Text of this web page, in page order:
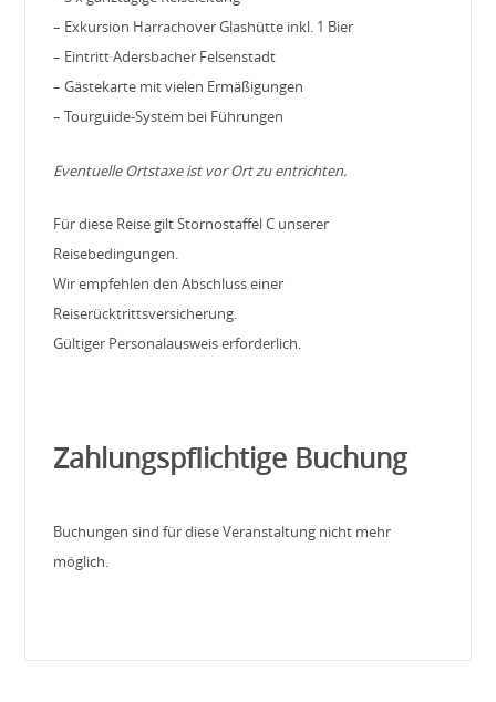
– Exkursion Harrachover Glashütte inkl. 1 Bier
– Eintritt Adersbacher Felsenstadt
– Gästekarte mit vielen Ermäßigungen
– Tourguide-System bei Führungen
Eventuelle Ortstaxe ist vor Ort zu entrichten.
Für diese Reise gilt Stornostaffel C unserer
Reisebedingungen.
Wir empfehlen den Abschluss einer
Reiserücktrittsversicherung.
Gültiger Personalausweis erforderlich.
Zahlungspflichtige Buchung
Buchungen sind für diese Veranstaltung nicht mehr
möglich.